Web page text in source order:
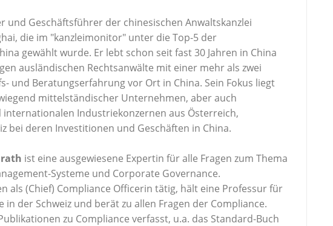
und Geschäftsführer der chinesischen Anwaltskanzlei
die im "kanzleimonitor" unter die Top-5 der
gewählt wurde. Er lebt schon seit fast 30 Jahren in China
ausländischen Rechtsanwälte mit einer mehr als zwei
und Beratungserfahrung vor Ort in China. Sein Fokus liegt
mittelständischer Unternehmen, aber auch
Industriekonzernen aus Österreich,
bei deren Investitionen und Geschäften in China.
ist eine ausgewiesene Expertin für alle Fragen zum Thema
Systeme und Corporate Governance.
als (Chief) Compliance Officerin tätig, hält eine Professur für
in der Schweiz und berät zu allen Fragen der Compliance.
zu Compliance verfasst, u.a. das Standard-Buch